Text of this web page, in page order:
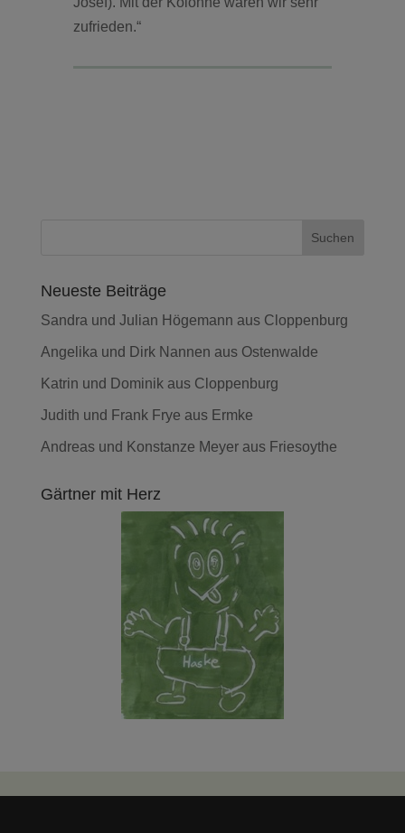
zufrieden.“
Neueste Beiträge
Sandra und Julian Högemann aus Cloppenburg
Angelika und Dirk Nannen aus Ostenwalde
Katrin und Dominik aus Cloppenburg
Judith und Frank Frye aus Ermke
Andreas und Konstanze Meyer aus Friesoythe
Gärtner mit Herz